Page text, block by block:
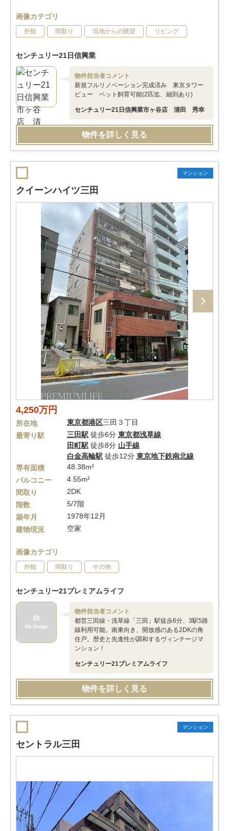
画像カテゴリ
外観 間取り 現地からの眺望 リビング
センチュリー21日信興業
物件担当者コメント
新規フルリノベーション完成済み 東京タワー
ビュー ペット飼育可能(2匹迄、細則あり)
センチュリー21日信興業市ヶ谷店 清田 秀幸
物件を詳しく見る
マンション
クイーンハイツ三田
4,250万円
所在地 東京都港区三田３丁目
最寄り駅
三田駅 徒歩6分 東京都浅草線
田町駅 徒歩8分 山手線
白金高輪駅 徒歩12分 東京地下鉄南北線
専有面積
48.38m²
バルコニー
4.55m²
間取り
2DK
階数
5/7階
築年月
1978年12月
建物現況
空家
画像カテゴリ
外観 間取り その他
センチュリー21プレミアムライフ
物件担当者コメント
都営三田線・浅草線「三田」駅徒歩6分、3駅5路
線利用可能。南東向き、開放感のある2DKの角
住戸。歴史と先進性が調和するヴィンテージマ
ンション！
センチュリー21プレミアムライフ
物件を詳しく見る
マンション
セントラル三田